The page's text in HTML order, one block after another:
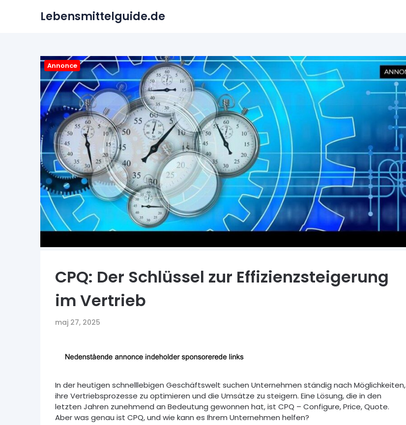
Lebensmittelguide.de
Annonce
CPQ: Der Schlüssel zur Effizienzsteigerung
im Vertrieb
maj 27, 2025
In der heutigen schnelllebigen Geschäftswelt suchen Unternehmen ständig nach Möglichkeiten,
ihre Vertriebsprozesse zu optimieren und die Umsätze zu steigern. Eine Lösung, die in den
letzten Jahren zunehmend an Bedeutung gewonnen hat, ist CPQ – Configure, Price, Quote.
Aber was genau ist CPQ, und wie kann es Ihrem Unternehmen helfen?